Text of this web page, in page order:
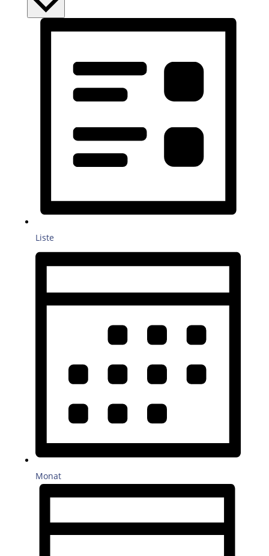
Liste
Monat